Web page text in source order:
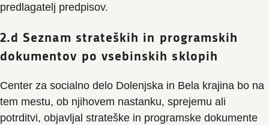
predlagatelj predpisov.
2.d Seznam strateških in programskih
dokumentov po vsebinskih sklopih
Center za socialno delo Dolenjska in Bela krajina bo na
tem mestu, ob njihovem nastanku, sprejemu ali
potrditvi, objavljal strateške in programske dokumente